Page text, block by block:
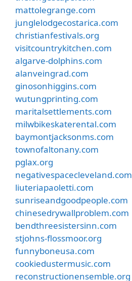
mattolegrange.com
junglelodgecostarica.com
christianfestivals.org
visitcountrykitchen.com
algarve-dolphins.com
alanveingrad.com
ginosonhiggins.com
wutungprinting.com
maritalsettlements.com
milwbikeskaterental.com
baymontjacksonms.com
townofaltonany.com
pglax.org
negativespacecleveland.com
liuteriapaoletti.com
sunriseandgoodpeople.com
chinesedrywallproblem.com
bendthreesistersinn.com
stjohns-flossmoor.org
funnyboneusa.com
cookiedustermusic.com
reconstructionensemble.org